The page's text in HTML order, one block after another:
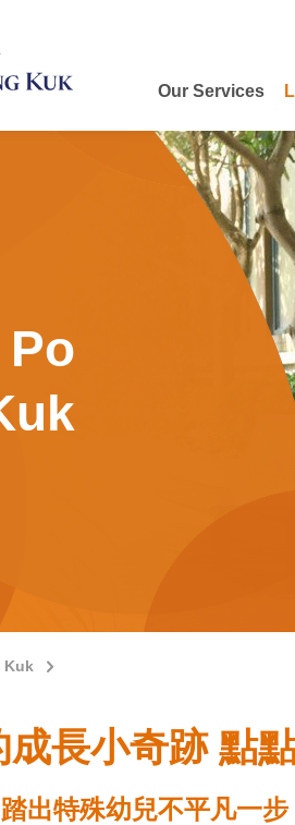
Our Services
Kuk
成長小奇跡 點
出特殊幼兒不平凡一步